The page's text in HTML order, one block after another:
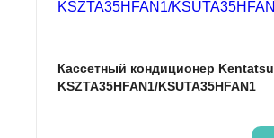
Кассетный кондиционер Kentatsu
KSZTA35HFAN1/KSUTA35HFAN1